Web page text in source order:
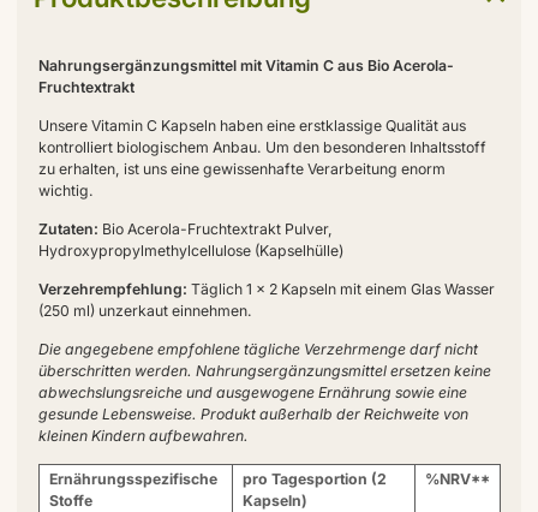
Nahrungsergänzungsmittel mit Vitamin C aus Bio Acerola-
Fruchtextrakt
Unsere Vitamin C Kapseln haben eine erstklassige Qualität aus
kontrolliert biologischem Anbau. Um den besonderen Inhaltsstoff
zu erhalten, ist uns eine gewissenhafte Verarbeitung enorm
wichtig.
Zutaten: Bio Acerola-Fruchtextrakt Pulver,
Hydroxypropylmethylcellulose (Kapselhülle)
Verzehrempfehlung: Täglich 1 x 2 Kapseln mit einem Glas Wasser
(250 ml) unzerkaut einnehmen.
Die angegebene empfohlene tägliche Verzehrmenge darf nicht
überschritten werden. Nahrungsergänzungsmittel ersetzen keine
abwechslungsreiche und ausgewogene Ernährung sowie eine
gesunde Lebensweise. Produkt außerhalb der Reichweite von
kleinen Kindern aufbewahren.
Ernährungsspezifische
Stoffe
pro Tagesportion (2
Kapseln)
%NRV**